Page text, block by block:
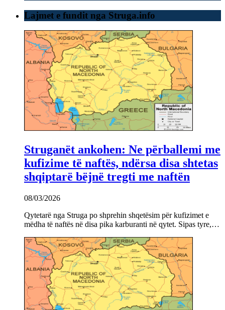
Lajmet e fundit nga Struga.info
Struganët ankohen: Ne përballemi me
kufizime të naftës, ndërsa disa shtetas
shqiptarë bëjnë tregti me naftën
08/03/2026
Qytetarë nga Struga po shprehin shqetësim për kufizimet e
mëdha të naftës në disa pika karburanti në qytet. Sipas tyre,…